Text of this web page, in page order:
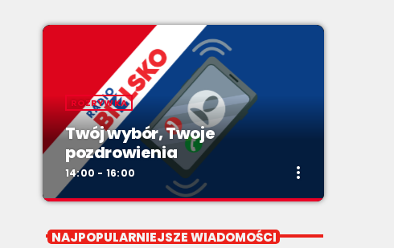
ROZRYWKA
Twój wybór, Twoje
pozdrowienia
14:00 - 16:00 more_vert
Twój wybór, Twoje
NAJPOPULARNIEJSZE WIADOMOŚCI